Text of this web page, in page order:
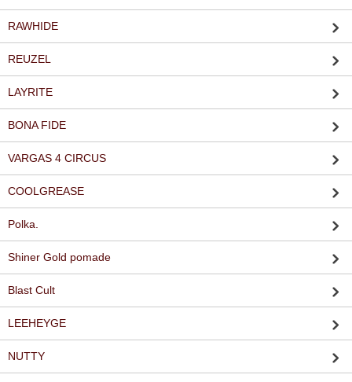
RAWHIDE
REUZEL
LAYRITE
BONA FIDE
VARGAS 4 CIRCUS
COOLGREASE
Polka.
Shiner Gold pomade
Blast Cult
LEEHEYGE
NUTTY